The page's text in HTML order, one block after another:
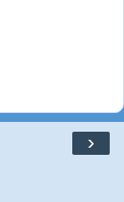
›